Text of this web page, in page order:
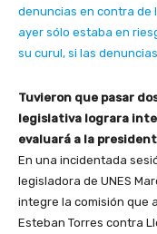
denuncias en contra de
ayer sólo estaba en
su curul, si las
Tuvieron que pasar
legislativa lograra
evaluará a la
En una incidentada
legisladora de UNES
integre la comisión que
Esteban Torres contra